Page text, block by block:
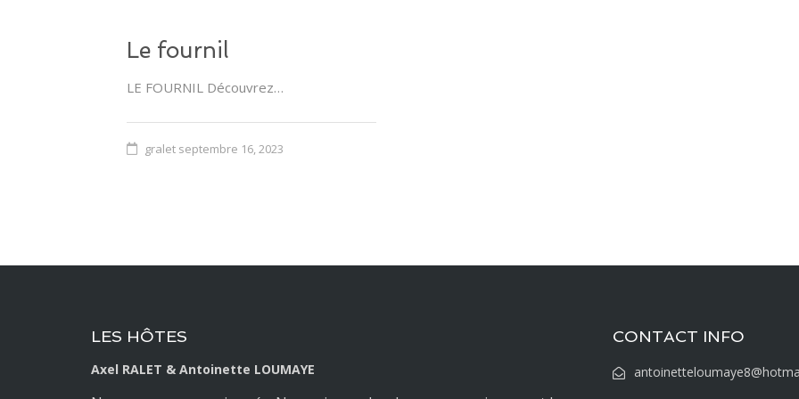
Le fournil
LE FOURNIL Découvrez…
gralet septembre 16, 2023
LES HÔTES
Axel RALET & Antoinette LOUMAYE
CONTACT INFO